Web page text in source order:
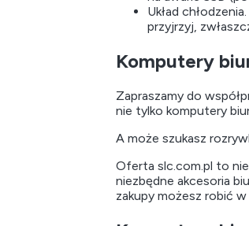
Układ
przyjrzyj,
Komputery
Zapraszamy do
nie tylko komputery
A może szukasz
Oferta slc.com.pl to
niezbędne akcesoria
zakupy możesz robić